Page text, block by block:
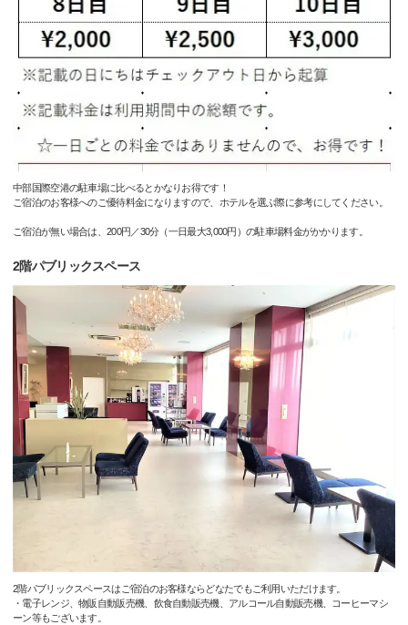
中部国際空港の駐車場に比べるとかなりお得です！
ご宿泊のお客様へのご優待料金になりますので、ホテルを選ぶ際に参考にしてください。
ご宿泊が無い場合は、200円／30分（一日最大3,000円）の駐車場料金がかかります。
2階パブリックスペース
2階パブリックスペースはご宿泊のお客様ならどなたでもご利用いただけます。
・電子レンジ、物販自動販売機、飲食自動販売機、アルコール自動販売機、コーヒーマシ
ーン等もございます。